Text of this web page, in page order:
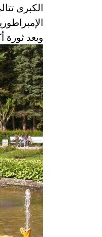
الكبرى
وبعد ثورة